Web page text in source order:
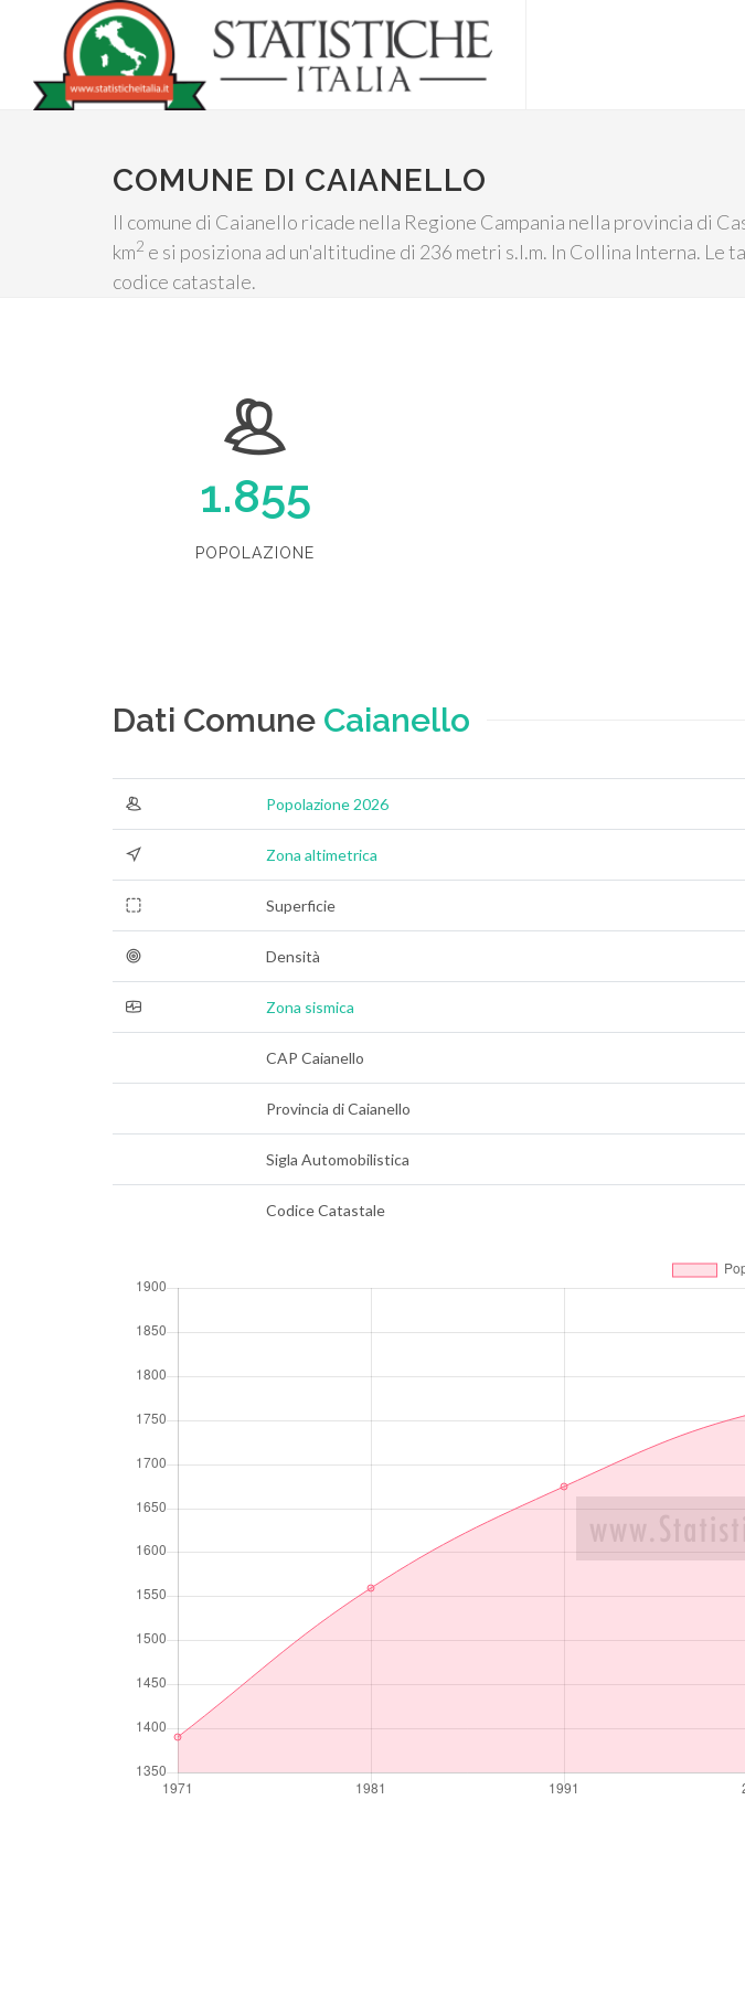
COMUNE DI CAIANELLO
Il comune di Caianello ricade nella Regione Campania nella provincia di
km2 e si posiziona ad un'altitudine di 236 metri s.l.m. In Collina Interna. Le
codice catastale.
1.855
POPOLAZIONE
Dati Comune Caianello
Popolazione 2026
Zona altimetrica
Superficie
Densità
Zona sismica
CAP Caianello
Provincia di Caianello
Sigla Automobilistica
Codice Catastale